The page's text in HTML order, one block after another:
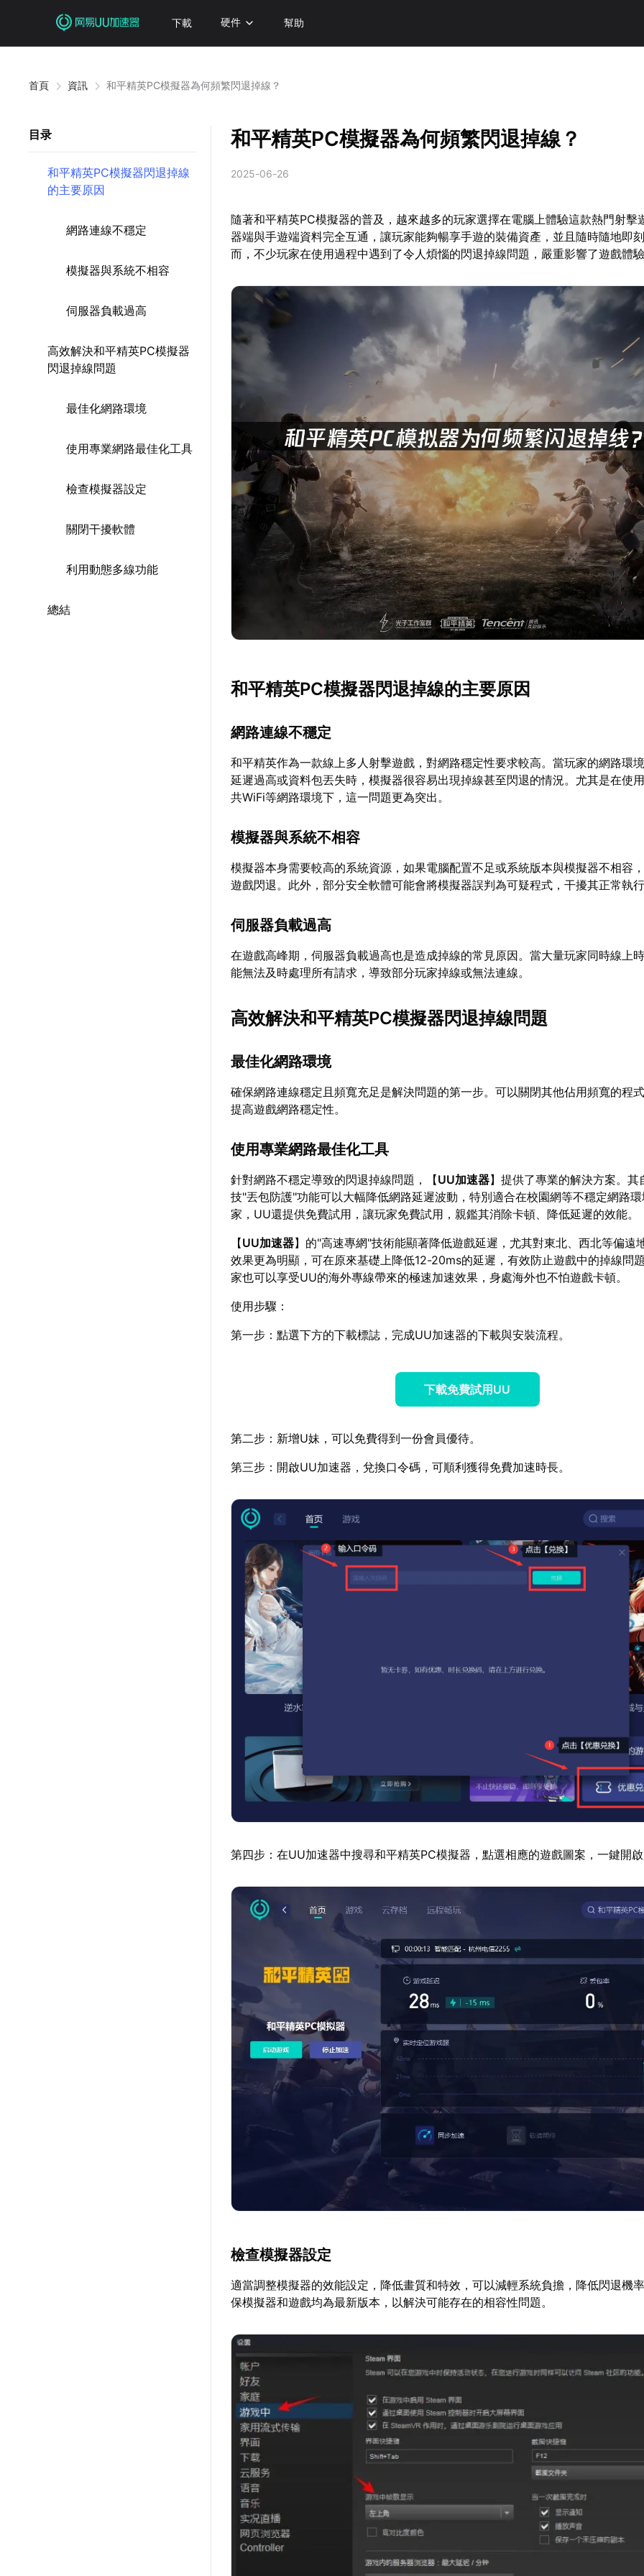
下載 硬件 幫助
首頁 資訊 和平精英PC模擬器為何頻繁閃退掉線？
目录
和平精英PC模擬器閃退掉線
的主要原因
網路連線不穩定
模擬器與系統不相容
伺服器負載過高
高效解決和平精英PC模擬器
閃退掉線問題
最佳化網路環境
使用專業網路最佳化工具
檢查模擬器設定
關閉干擾軟體
利用動態多線功能
總結
和平精英PC模擬器為何頻繁閃退掉線？
2025-06-26
隨著和平精英PC模擬器的普及，越來越多的玩家選擇在電腦上體驗這款熱門射擊
器端與手遊端資料完全互通，讓玩家能夠暢享手遊的裝備資產，並且隨時隨地即
而，不少玩家在使用過程中遇到了令人煩惱的閃退掉線問題，嚴重影響了遊戲體
和平精英PC模擬器閃退掉線的主要原因
網路連線不穩定
和平精英作為一款線上多人射擊遊戲，對網路穩定性要求較高。當玩家的網路環
延遲過高或資料包丟失時，模擬器很容易出現掉線甚至閃退的情況。尤其是在使
共WiFi等網路環境下，這一問題更為突出。
模擬器與系統不相容
模擬器本身需要較高的系統資源，如果電腦配置不足或系統版本與模擬器不相容
遊戲閃退。此外，部分安全軟體可能會將模擬器誤判為可疑程式，干擾其正常執
伺服器負載過高
在遊戲高峰期，伺服器負載過高也是造成掉線的常見原因。當大量玩家同時線上
能無法及時處理所有請求，導致部分玩家掉線或無法連線。
高效解決和平精英PC模擬器閃退掉線問題
最佳化網路環境
確保網路連線穩定且頻寬充足是解決問題的第一步。可以關閉其他佔用頻寬的程
提高遊戲網路穩定性。
使用專業網路最佳化工具
針對網路不穩定導致的閃退掉線問題，【UU加速器】提供了專業的解決方案。其
技"丟包防護"功能可以大幅降低網路延遲波動，特別適合在校園網等不穩定網路
家，UU還提供免費試用，讓玩家免費試用，親鑑其消除卡頓、降低延遲的效能。
【UU加速器】的"高速專網"技術能顯著降低遊戲延遲，尤其對東北、西北等偏遠
效果更為明顯，可在原來基礎上降低12-20ms的延遲，有效防止遊戲中的掉線問
家也可以享受UU的海外專線帶來的極速加速效果，身處海外也不怕遊戲卡頓。
使用步驟：
第一步：點選下方的下載標誌，完成UU加速器的下載與安裝流程。
下載免費試用UU
第二步：新增U妹，可以免費得到一份會員優待。
第三步：開啟UU加速器，兌換口令碼，可順利獲得免費加速時長。
第四步：在UU加速器中搜尋和平精英PC模擬器，點選相應的遊戲圖案，一鍵開
檢查模擬器設定
適當調整模擬器的效能設定，降低畫質和特效，可以減輕系統負擔，降低閃退機
保模擬器和遊戲均為最新版本，以解決可能存在的相容性問題。